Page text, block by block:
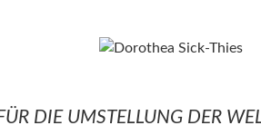
DIE UMSTELLUNG DER